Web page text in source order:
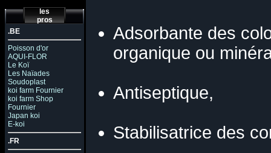
les
pros
.BE
Poisson d'or
AQUI-FLOR
Le Koï
Les Naïades
Soudoplast
koi farm Fournier
koi farm Shop
Fournier
Japan koi
E-koi
.FR
Adsorbante des
organique ou
Antiseptique,
Stabilisatrice des